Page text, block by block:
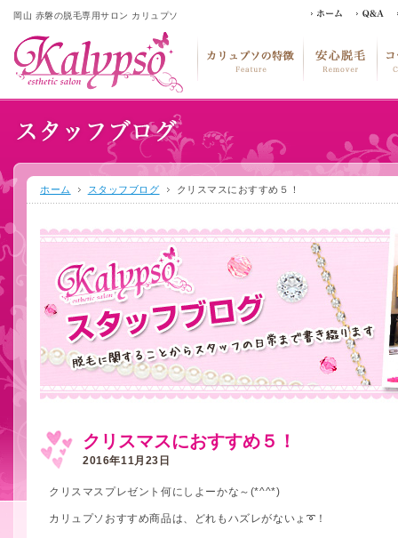
岡山 赤磐の脱毛専用サロン カリュプソ
ホーム スタッフブログ クリスマスにおすすめ５！
クリスマスにおすすめ５！
2016年11月23日
クリスマスプレゼント何にしよーかな～(*^^*)
カリュプソおすすめ商品は、どれもハズレがないょ➰！